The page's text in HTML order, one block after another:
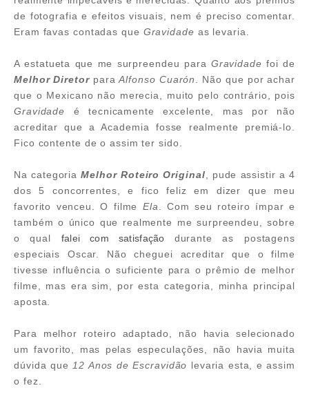
de fotografia e efeitos visuais, nem é preciso comentar.
Eram favas contadas que Gravidade as levaria.
A estatueta que me surpreendeu para Gravidadefoi de
Melhor DiretorparaAlfonso Cuarón
. Não que por achar
que o Mexicano não merecia, muito pelo contrário, pois
Gravidade é tecnicamente excelente, mas por não
acreditar que a Academia fosse realmente premiá-lo.
Fico contente de o assim ter sido.
Na categoriaMelhor Roteiro Original , pude assistir a 4
dos 5 concorrentes, e fico feliz em dizer que meu
favorito venceu. O filme Ela . Com seu roteiro ímpar e
também o único que realmente me surpreendeu, sobre
o qual falei com satisfação durante as postagens
especiais Oscar. Não cheguei acreditar que o filme
tivesse influência o suficiente para o prêmio de melhor
filme, mas era sim, por esta categoria, minha principal
aposta.
Para melhor roteiro adaptado, não havia selecionado
um favorito, mas pelas especulações, não havia muita
dúvida que 12 Anos de Escravidão levaria esta, e assim
o fez.